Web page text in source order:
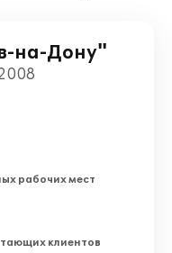
на-Дону"
рабочих мест
клиентов